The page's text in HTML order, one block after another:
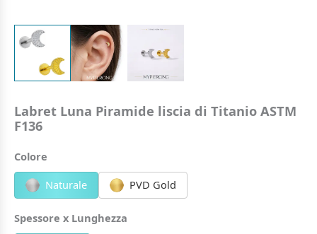
Labret Luna Piramide liscia di Titanio ASTM
F136
Colore
Naturale PVD Gold
Spessore x Lunghezza